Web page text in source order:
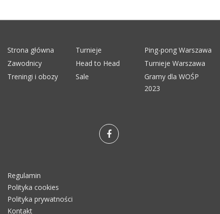
Strona główna Turnieje
Ping-pong Warszawa
Zawodnicy
Head to Head
Turnieje Warszawa
Treningi i obozy
Sale
Gramy dla WOŚP
2023
Regulamin
Polityka cookies
Polityka prywatności
Kontakt